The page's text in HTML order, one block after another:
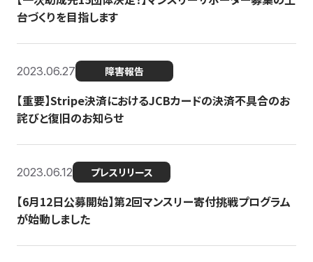
台づくりを目指します
2023.06.27 障害報告
【重要】Stripe決済におけるJCBカードの決済不具合のお
詫びと復旧のお知らせ
2023.06.12 プレスリリース
【6月12日公募開始】第2回マンスリー寄付挑戦プログラム
が始動しました